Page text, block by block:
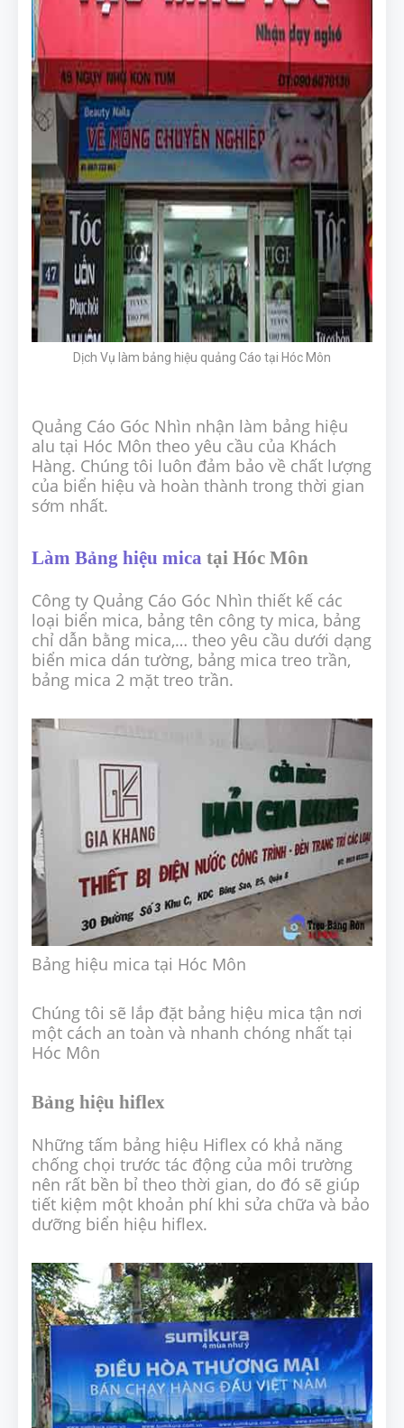
Dịch Vụ làm bảng hiệu quảng Cáo tại Hóc Môn
Quảng Cáo Góc Nhìn nhận làm bảng hiệu
alu tại Hóc Môn theo yêu cầu của Khách
Hàng. Chúng tôi luôn đảm bảo về chất lượng
của biển hiệu và hoàn thành trong thời gian
sớm nhất.
Làm Bảng hiệu mica tại Hóc Môn
Công ty Quảng Cáo Góc Nhìn thiết kế các
loại biển mica, bảng tên công ty mica, bảng
chỉ dẫn bằng mica,… theo yêu cầu dưới dạng
biển mica dán tường, bảng mica treo trần,
bảng mica 2 mặt treo trần.
Bảng hiệu mica tại Hóc Môn
Chúng tôi sẽ lắp đặt bảng hiệu mica tận nơi
một cách an toàn và nhanh chóng nhất tại
Hóc Môn
Bảng hiệu hiflex
Những tấm bảng hiệu Hiflex có khả năng
chống chọi trước tác động của môi trường
nên rất bền bỉ theo thời gian, do đó sẽ giúp
tiết kiệm một khoản phí khi sửa chữa và bảo
dưỡng biển hiệu hiflex.